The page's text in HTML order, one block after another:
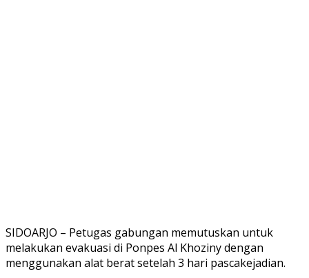
SIDOARJO – Petugas gabungan memutuskan untuk
melakukan evakuasi di Ponpes Al Khoziny dengan
menggunakan alat berat setelah 3 hari pascakejadian.